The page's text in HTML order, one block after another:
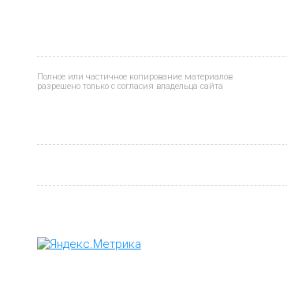
Полное или частичное копирование материалов
разрешено только с согласия владельца сайта